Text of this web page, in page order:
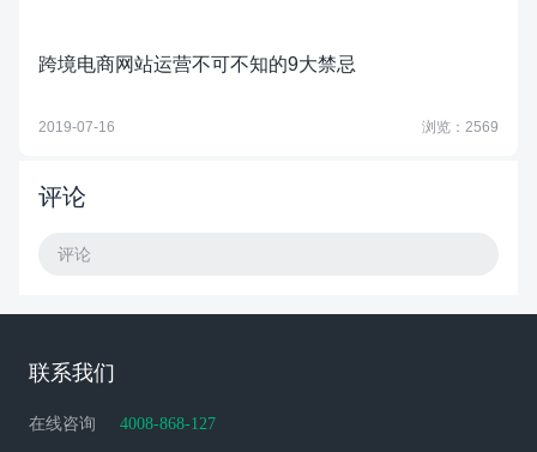
跨境电商网站运营不可不知的9大禁忌
2019-07-16 浏览：2569
评论
评论
联系我们
在线咨询 4008-868-127